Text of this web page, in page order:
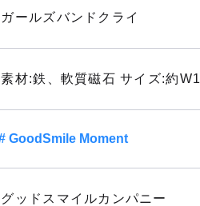
ガールズバンドクライ
素材:鉄、軟質磁石 サイズ:約
GoodSmile Moment
グッドスマイルカンパニー